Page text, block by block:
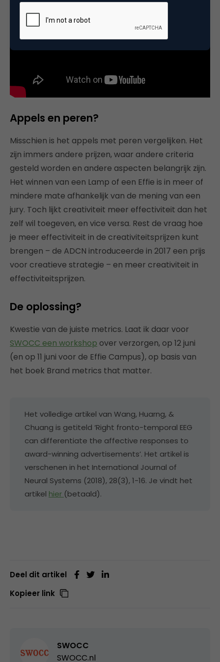
Appels en peren?
Misschien is het appels met peren vergelijken. Het
zijn immers andere prijzen, waar andere criteria
gesteld worden en andere aspecten belangrijk zijn.
Het winnen van een Lamp of een Effie is in meer of
mindere mate afhankelijk van de mening van een
jury. Toch lijkt creativiteit meer effectiviteit dan het
zelf wil toegeven, en vice versa. Rest de vraag hoe
je meer effectiviteit in de creativiteitsprijzen kunt
brengen – de ADCN introduceerde in 2017 een prijs
voor creatieve strategie – en meer creativiteit in
effectiviteitsprijzen.
De oplossing?
Kwestie van de juiste metrics. Laat ik daar voor
SWOCC een workshop over verzorgen, op 12 juni
(en op 11 juni voor de Effie Campus), op basis van
het boek Brand metrics that matter.
Het volledige artikel van Wang, Huarng, &
Chuang is getiteld ‘Right fronto-temporal EEG
can differentiate the affective responses to
award-winning advertisements’. Het artikel is
verschenen in het International Journal of
Neural Systems (2018), 28(3), 1-16. Je vindt het
artikel hier (betaald).
Deel dit artikel
Kopieer link
SWOCC
SWOCC.nl